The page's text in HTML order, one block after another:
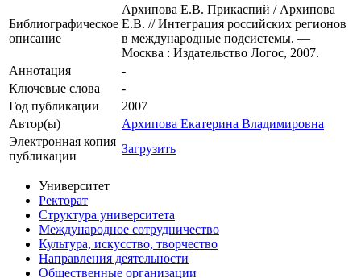
Библиографическое
описание
Архипова Е.В. Прикаспий / Архипова
Е.В. // Интеграция российских регионов
в международные подсистемы. —
Москва : Издательство Логос, 2007.
Аннотация
-
Ключевые cлова
-
Год публикации
2007
Автор(ы)
Архипова Екатерина Владимировна
Электронная копия
публикации
Загрузить
Университет
Ректорат
Структура университета
Международное сотрудничество
Культура, искусство, творчество
Направления деятельности
Общественные организации